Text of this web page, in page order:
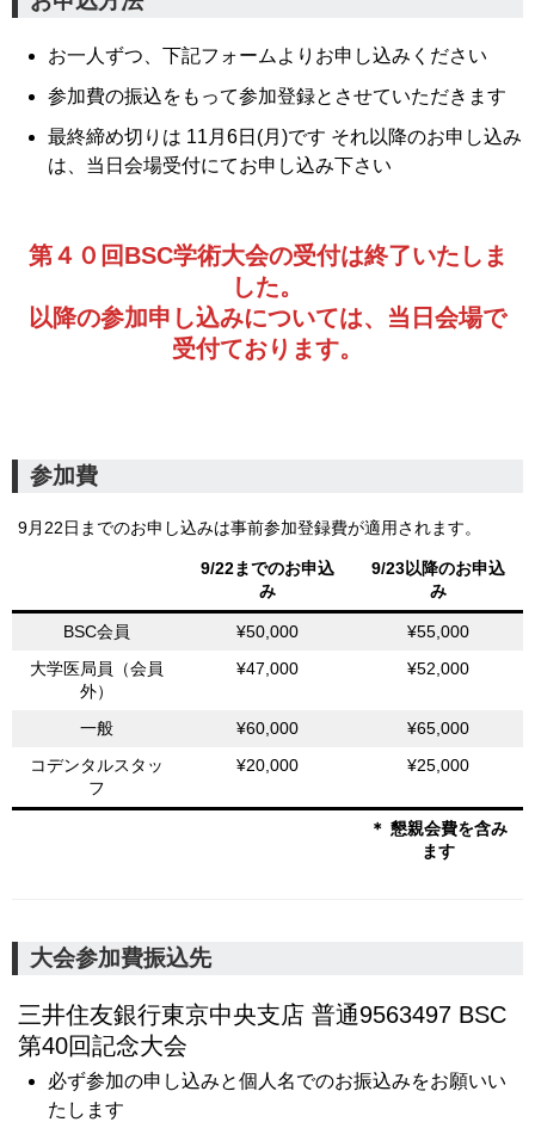
お一人ずつ、下記フォームよりお申し込みください
参加費の振込をもって参加登録とさせていただきます
最終締め切りは 11月6日(月)です それ以降のお申し込み
は、当日会場受付にてお申し込み下さい
第４０回BSC学術大会の受付は終了いたしま
した。
以降の参加申し込みについては、当日会場で
受付ております。
参加費
9月22日までのお申し込みは事前参加登録費が適用されます。
9/22までのお申込
み
9/23以降のお申込
み
BSC会員 ¥50,000
¥55,000
大学医局員（会員
外）
¥47,000 ¥52,000
一般 ¥60,000
¥65,000
コデンタルスタッ
フ
¥20,000 ¥25,000
＊ 懇親会費を含み
ます
大会参加費振込先
三井住友銀行東京中央支店 普通9563497 BSC
第40回記念大会
必ず参加の申し込みと個人名でのお振込みをお願いい
たします